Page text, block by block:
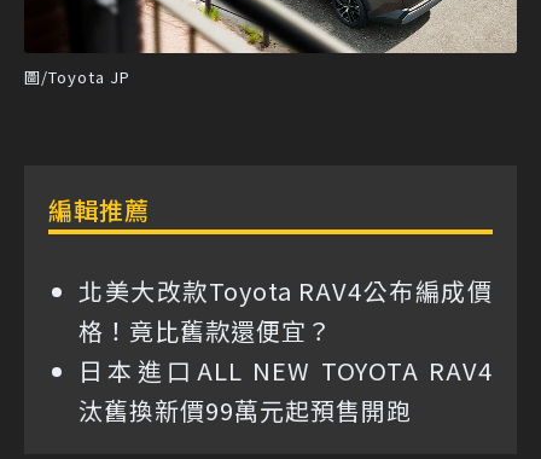
圖/Toyota JP
編輯推薦
北美大改款Toyota RAV4公布編成價
格！竟比舊款還便宜？
日本進口ALL NEW TOYOTA RAV4
汰舊換新價99萬元起預售開跑